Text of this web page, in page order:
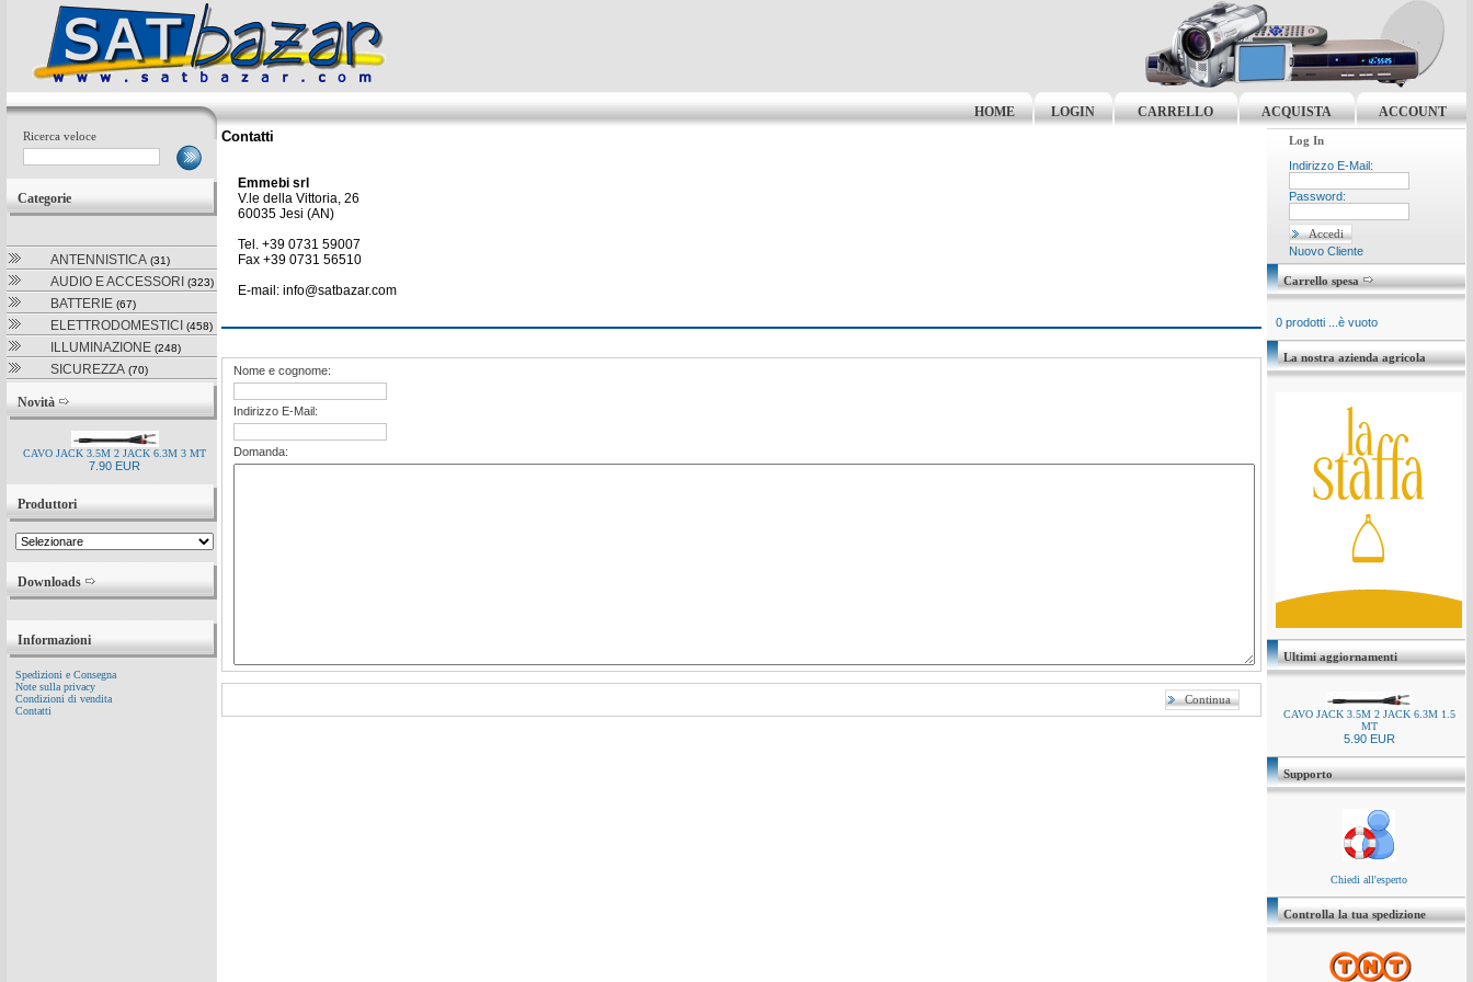
HOME LOGIN CARRELLO ACQUISTA ACCOUNT
Ricerca veloce
Categorie
ANTENNISTICA (31)
AUDIO E ACCESSORI (323)
BATTERIE (67)
ELETTRODOMESTICI (458)
ILLUMINAZIONE (248)
SICUREZZA (70)
Novità
CAVO JACK 3.5M 2 JACK 6.3M 3 MT
7.90 EUR
Produttori
Downloads
Informazioni
Spedizioni e Consegna
Note sulla privacy
Condizioni di vendita
Contatti
Contatti
Emmebi srl
V.le della Vittoria, 26
60035 Jesi (AN)
Tel. +39 0731 59007
Fax +39 0731 56510
E-mail: info@satbazar.com
Nome e cognome:
Indirizzo E-Mail:
Domanda:
Log In
Indirizzo E-Mail:
Password:
Nuovo Cliente
Carrello spesa
0 prodotti ...è vuoto
La nostra azienda agricola
Ultimi aggiornamenti
CAVO JACK 3.5M 2 JACK 6.3M 1.5
MT
5.90 EUR
Supporto
Chiedi all'esperto
Controlla la tua spedizione